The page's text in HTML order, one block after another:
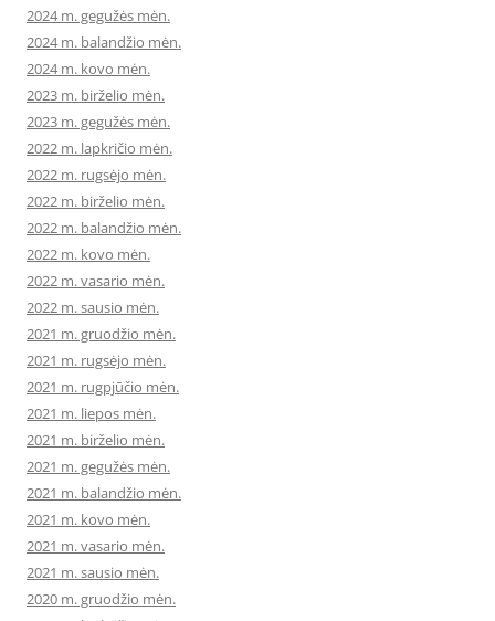
2024 m. gegužės mėn.
2024 m. balandžio mėn.
2024 m. kovo mėn.
2023 m. birželio mėn.
2023 m. gegužės mėn.
2022 m. lapkričio mėn.
2022 m. rugsėjo mėn.
2022 m. birželio mėn.
2022 m. balandžio mėn.
2022 m. kovo mėn.
2022 m. vasario mėn.
2022 m. sausio mėn.
2021 m. gruodžio mėn.
2021 m. rugsėjo mėn.
2021 m. rugpjūčio mėn.
2021 m. liepos mėn.
2021 m. birželio mėn.
2021 m. gegužės mėn.
2021 m. balandžio mėn.
2021 m. kovo mėn.
2021 m. vasario mėn.
2021 m. sausio mėn.
2020 m. gruodžio mėn.